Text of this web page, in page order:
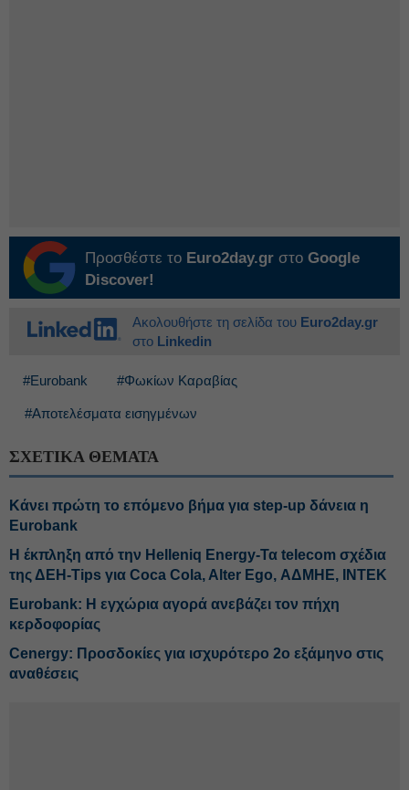
Προσθέστε το Euro2day.gr στο Google
Discover!
Ακολουθήστε τη σελίδα του Euro2day.gr
στο Linkedin
#Eurobank #Φωκίων Καραβίας
#Αποτελέσματα εισηγμένων
ΣΧΕΤΙΚΑ ΘΕΜΑΤΑ
Κάνει πρώτη το επόμενο βήμα για step-up δάνεια η
Eurobank
H έκπληξη από την Helleniq Energy-Τα telecom σχέδια
της ΔΕΗ-Tips για Coca Cola, Alter Ego, ΑΔΜΗΕ, ΙΝΤΕΚ
Eurobank: Η εγχώρια αγορά ανεβάζει τον πήχη
κερδοφορίας
Cenergy: Προσδοκίες για ισχυρότερο 2ο εξάμηνο στις
αναθέσεις